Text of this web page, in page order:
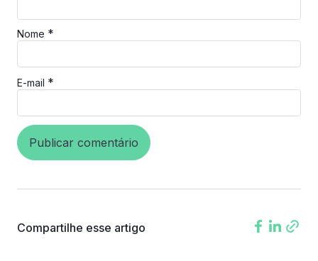
Nome *
E-mail *
Compartilhe esse artigo